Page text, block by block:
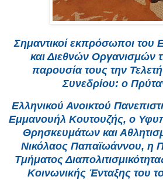
Σημαντικοί εκπρόσωποι
και Διεθνών Οργανισμών
παρουσία τους την
Συνεδρίου: ο
Ελληνικού Ανοικτού
Εμμανουήλ Κουτουζής, ο
Θρησκευμάτων και
Νικόλαος Παπαϊωάννου, η
Τμήματος
Κοινωνικής Ένταξης του